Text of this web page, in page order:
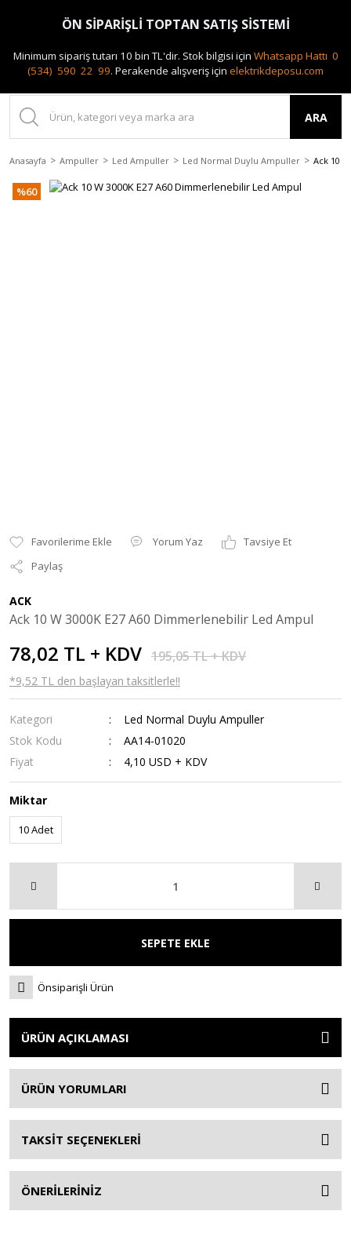
0(212) 240 87 88
ARA
Anasayfa Ampuller Led Ampuller Led Normal Duylu Ampuller Ack 10
%60
Yorum Yaz
Tavsiye Et
Paylaş
ACK
Ack 10 W 3000K E27 A60 Dimmerlenebilir Led Ampul
78,02 TL + KDV 195,05 TL + KDV
*9,52 TL den başlayan taksitlerle!!
Kategori
Led Normal Duylu Ampuller
Stok Kodu
AA14-01020
Fiyat
4,10 USD + KDV
Miktar
10 Adet
SEPETE EKLE
Önsiparişli Ürün
ÜRÜN AÇIKLAMASI
ÜRÜN YORUMLARI
TAKSİT SEÇENEKLERİ
ÖNERİLERİNİZ
ÖN SİPARİŞLİ TOPTAN SATIŞ SİSTEMİ
Minimum sipariş tutarı 10 bin TL'dir. Stok bilgisi için Whatsapp Hattı 0
(534) 590 22 99. Perakende alışveriş için elektrikdeposu.com